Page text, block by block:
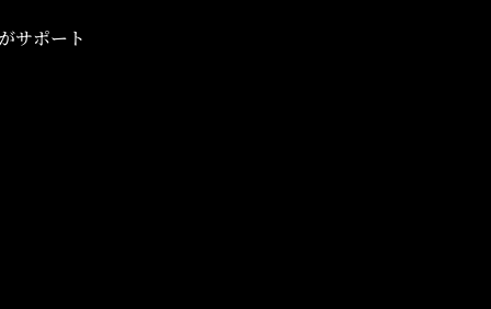
サポート